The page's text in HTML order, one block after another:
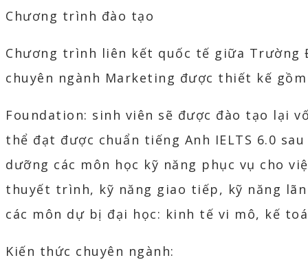
Chương trình đào tạo
Chương trình liên kết quốc tế giữa Trường
chuyên ngành Marketing được thiết kế
Foundation: sinh viên sẽ được đào tạo lại
thể đạt được chuẩn tiếng Anh IELTS 6.0
dưỡng các môn học kỹ năng phục vụ cho
thuyết trình, kỹ năng giao tiếp, kỹ năng
các môn dự bị đại học: kinh tế vi mô, kế
Kiến thức chuyên ngành: